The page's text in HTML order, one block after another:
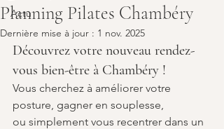
Actu
Planning Pilates Chambéry
Dernière mise à jour : 1 nov. 2025
Découvrez votre nouveau rendez-
vous bien-être à Chambéry !
Vous cherchez à améliorer votre
posture, gagner en souplesse,
ou simplement vous recentrer dans un